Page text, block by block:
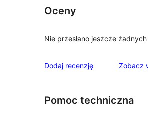
Oceny
Nie przesłano jeszcze
Dodaj recenzję Zobacz
Pomoc techniczna